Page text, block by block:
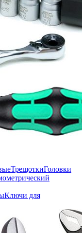
ТрещоткиГоловки
Ключи для